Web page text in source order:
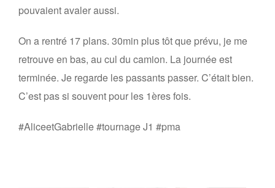
pouvaient avaler aussi.
On a rentré 17 plans. 30min plus tôt que prévu, je me
retrouve en bas, au cul du camion. La journée est
terminée. Je regarde les passants passer. C’était bien.
C’est pas si souvent pour les 1ères fois.
#AliceetGabrielle #tournage J1 #pma